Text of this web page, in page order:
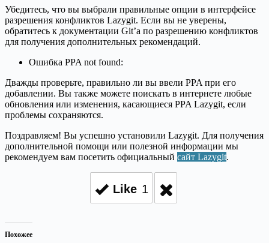
Убедитесь, что вы выбрали правильные опции в интерфейсе
разрешения конфликтов Lazygit. Если вы не уверены,
обратитесь к документации Git’а по разрешению конфликтов
для получения дополнительных рекомендаций.
Ошибка PPA not found:
Дважды проверьте, правильно ли вы ввели PPA при его
добавлении. Вы также можете поискать в интернете любые
обновления или изменения, касающиеся PPA Lazygit, если
проблемы сохраняются.
Поздравляем! Вы успешно установили Lazygit. Для получения
дополнительной помощи или полезной информации мы
рекомендуем вам посетить официальный сайт Lazygit.
Like 1
Похожее